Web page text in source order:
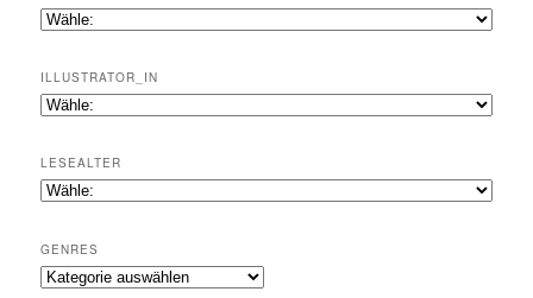
ILLUSTRATOR_IN
LESEALTER
GENRES
Genres